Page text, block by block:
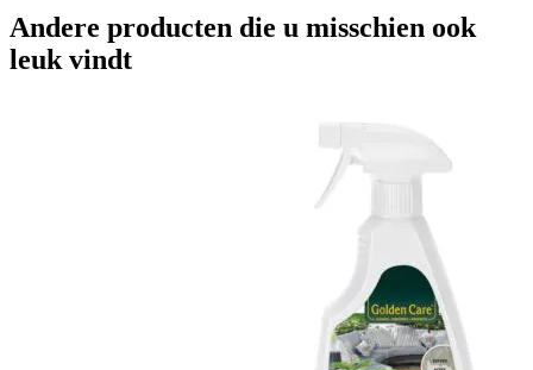
Andere producten die u misschien ook
leuk vindt